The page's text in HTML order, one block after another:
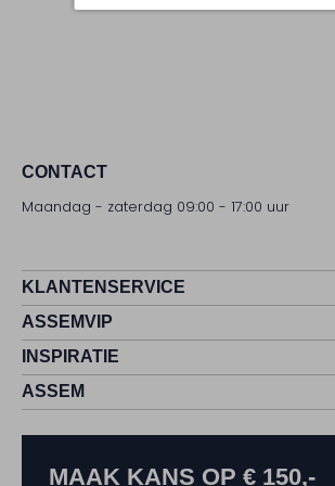
CONTACT
Maandag - zaterdag 09:00 - 17:00 uur
KLANTENSERVICE
ASSEMVIP
INSPIRATIE
ASSEM
MAAK KANS OP € 150,-